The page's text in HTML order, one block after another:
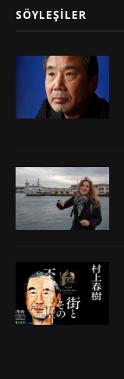
SÖYLEŞILER